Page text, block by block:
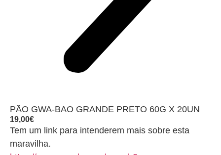
PÃO GWA-BAO GRANDE PRETO 60G X 20UN
19,00€
Tem um link para intenderem mais sobre esta
maravilha.